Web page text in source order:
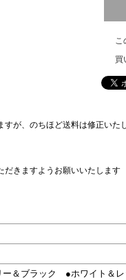
こ
買
が、のちほど送料は修正いた
だきますようお願いいたします
＆ブラック ●ホワイト＆